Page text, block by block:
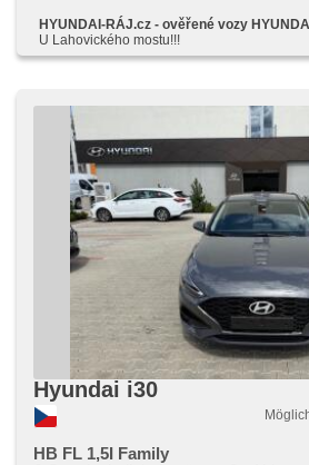
USB, AUX, Autoradio, CD-Spieler,
beheizte Spiegel, Klimaablage,
HYUNDAI-RÁJ.cz - ověřené vozy
U Lahovického mostu!!!
Hyundai i30
HB FL 1,5I Family